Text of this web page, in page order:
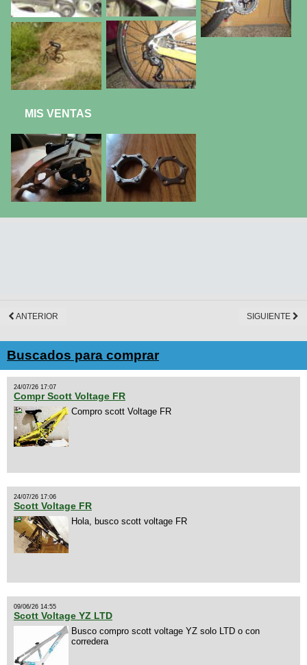
MIS VENTAS
ANTERIOR SIGUIENTE
Buscados para comprar
24/07/26 17:07
Compr Scott Voltage FR
Compro scott Voltage FR
24/07/26 17:06
Scott Voltage FR
Hola, busco scott voltage FR
09/06/26 14:55
Scott Voltage YZ LTD
Busco compro scott voltage YZ solo LTD o con
corredera